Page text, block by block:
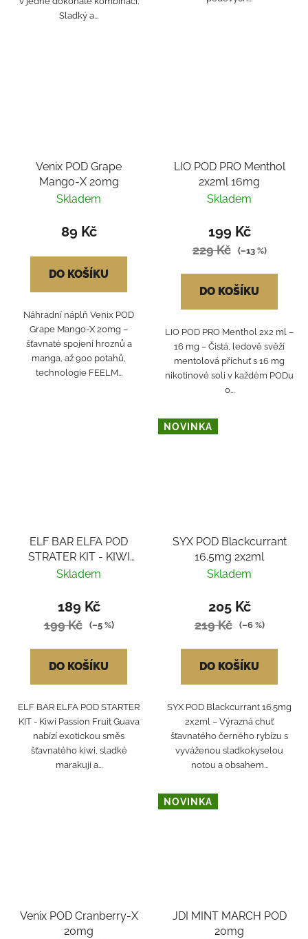
Sladký a...
Venix POD Grape
Mango-X 20mg
Skladem
89 Kč
DO KOŠÍKU
Náhradní náplň Venix POD
Grape Mango-X 20mg –
šťavnaté spojení hroznů a
manga, až 900 potahů,
technologie FEELM...
LIO POD PRO Menthol
2x2ml 16mg
Skladem
199 Kč
229 Kč (–13 %)
DO KOŠÍKU
LIO POD PRO Menthol 2x2 ml –
16 mg – Čistá, ledově svěží
mentolová příchuť s 16 mg
nikotinové soli v každém PODu
o...
ELF BAR ELFA POD
STRATER KIT - KIWI
PASSION FRUIT GUAVA
Skladem
189 Kč
199 Kč (–5 %)
DO KOŠÍKU
ELF BAR ELFA POD STARTER
KIT - Kiwi Passion Fruit Guava
nabízí exotickou směs
šťavnatého kiwi, sladké
marakuji a...
NOVINKA
SYX POD Blackcurrant
16.5mg 2x2ml
Skladem
205 Kč
219 Kč (–6 %)
DO KOŠÍKU
SYX POD Blackcurrant 16.5mg
2x2ml – Výrazná chuť
šťavnatého černého rybízu s
vyváženou sladkokyselou
notou a obsahem...
Venix POD Cranberry-X
20mg
NOVINKA
JDI MINT MARCH POD
20mg